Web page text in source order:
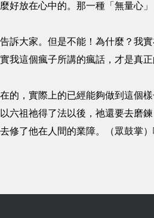
好放在心中的。那一種「無量心
訴大家。但是不能！為什麼？我
我這個瘋子所講的瘋話，才是真
的，實際上的已經能夠做到這個
六祖祂得了法以後，祂還要去磨
了他在人間的業障。（眾鼓掌）